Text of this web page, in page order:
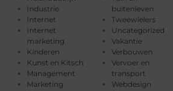
Industrie
Internet
Internet
marketing
Kinderen
Kunst en Kitsch
Management
Marketing
buitenleven
Tweewielers
Uncategorized
Vakantie
Verbouwen
Vervoer en
transport
Webdesign